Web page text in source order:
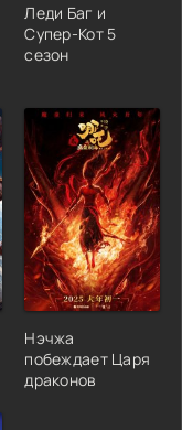
Леди Баг и
Супер-Кот 5
сезон
Нэчжа
побеждает Царя
драконов